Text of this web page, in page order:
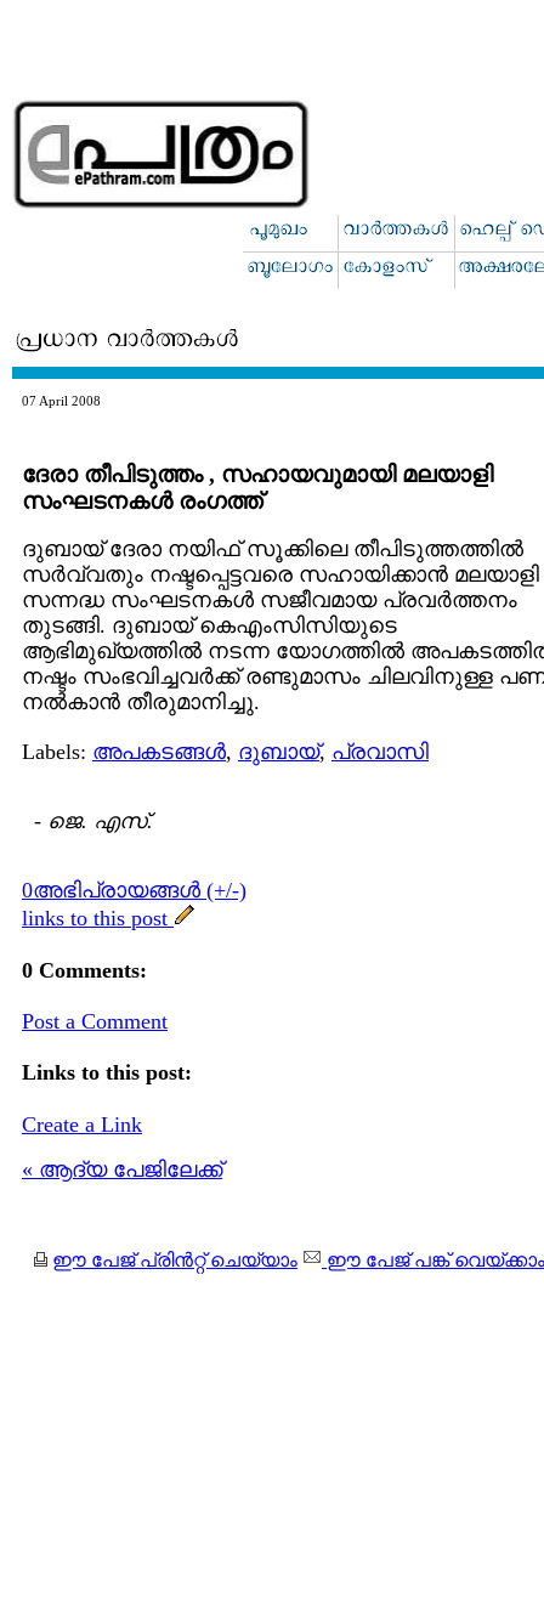
07 April 2008
ദേരാ തീപിടുത്തം , സഹായവുമായി മലയാളി
സംഘടനകള്‍ രംഗത്ത്
ദുബായ് ദേരാ നയിഫ് സൂക്കിലെ തീപിടുത്തത്തില്‍
സര്‍വ്വതും നഷ്ടപ്പെട്ടവരെ സഹായിക്കാന്‍ മലയാളി
സന്നദ്ധ സംഘടനകള്‍ സജീവമായ പ്രവര്‍ത്തനം
തുടങ്ങി. ദുബായ് കെഎംസിസിയുടെ
ആഭിമുഖ്യത്തില്‍ നടന്ന യോഗത്തില്‍
നഷ്ടം സംഭവിച്ചവര്‍ക്ക് രണ്ടുമാസം ചിലവിനുള്ള
നല്‍കാന്‍ തീരുമാനിച്ചു.
Labels: അപകടങ്ങള്‍, ദുബായ്, പ്രവാസി
- ജെ. എസ്.
0അഭിപ്രായങ്ങള്‍ (+/-)
links to this post
0 Comments:
Post a Comment
Links to this post:
Create a Link
« ആദ്യ പേജിലേക്ക്
ഈ പേജ് പ്രിന്‍റ്റ് ചെയ്യാം ഈ പേജ് പങ്ക് വെയ്ക്കാം